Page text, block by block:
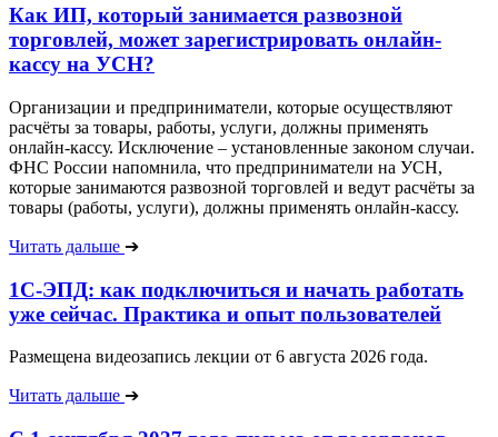
Как ИП, который занимается развозной
торговлей, может зарегистрировать онлайн-
кассу на УСН?
Организации и предприниматели, которые осуществляют
расчёты за товары, работы, услуги, должны применять
онлайн-кассу. Исключение – установленные законом случаи.
ФНС России напомнила, что предприниматели на УСН,
которые занимаются развозной торговлей и ведут расчёты за
товары (работы, услуги), должны применять онлайн-кассу.
Читать дальше ➔
1С-ЭПД: как подключиться и начать работать
уже сейчас. Практика и опыт пользователей
Размещена видеозапись лекции от 6 августа 2026 года.
Читать дальше ➔